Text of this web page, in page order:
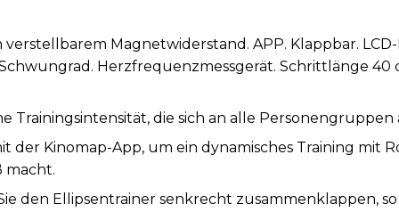
Magnetwiderstand. APP. Klappbar.
Herzfrequenzmessgerät. Schrittlänge 40
Trainingsintensität, die sich an alle Personengruppen
der Kinomap-App, um ein dynamisches Training mit
macht.
den Ellipsentrainer senkrecht zusammenklappen,